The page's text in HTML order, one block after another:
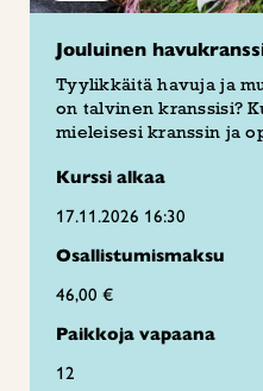
Jouluinen
Tyylikkäitä havuja ja
on talvinen kranssisi?
mieleisesi kranssin ja
Kurssi alkaa
17.11.2026 16:30
Osallistumismaksu
46,00 €
Paikkoja vapaana
12